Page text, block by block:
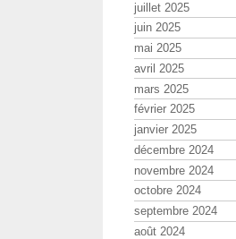
juillet 2025
juin 2025
mai 2025
avril 2025
mars 2025
février 2025
janvier 2025
décembre 2024
novembre 2024
octobre 2024
septembre 2024
août 2024